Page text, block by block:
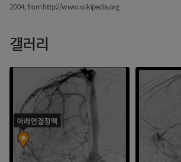
2004, from http://www.wikipedia.org
갤러리